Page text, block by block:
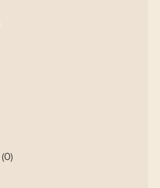
(0)